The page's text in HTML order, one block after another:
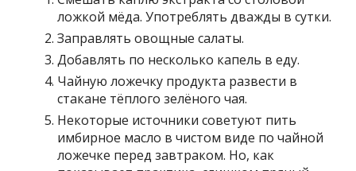
ложкой мёда. Употреблять дважды в сутки.
Заправлять овощные салаты.
Добавлять по несколько капель в еду.
Чайную ложечку продукта развести в
стакане тёплого зелёного чая.
Некоторые источники советуют пить
имбирное масло в чистом виде по чайной
ложечке перед завтраком. Но, как